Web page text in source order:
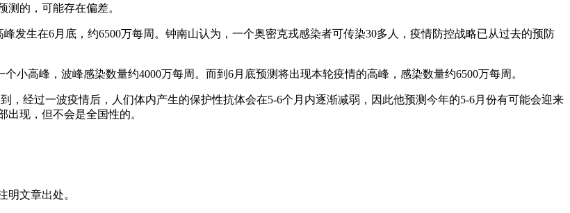
测的，可能存在偏差。
发生在6月底，约6500万每周。钟南山认为，一个奥密克戎感染者可传染30多人，疫情防控战略已从过去的预防
小高峰，波峰感染数量约4000万每周。而到6月底预测将出现本轮疫情的高峰，感染数量约6500万每周。
，经过一波疫情后，人们体内产生的保护性抗体会在5-6个月内逐渐减弱，因此他预测今年的5-6月份有可能会迎来
现，但不会是全国性的。
明文章出处。